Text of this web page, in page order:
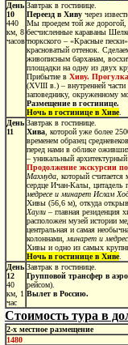
День
10
440
км, 8
часов
Завтрак в гостинице.
Переезд в Хиву через
Мы проедем той же дорогой,
бесчисленные караваны
тюркского – «Красные
красноватый оттенок.
живописным барханам,
площадки на одну из двух
Прибытие в Хиву.
(XVIII в.) – внутренней
заповеднику, окруженному
Размещение в гостинице.
Ночь в гостинице в Хиве.
День
11
Завтрак в гостинице.
Хива , которой уже более
временем образец
перед нами в облике
– уникальный архитектурный
Продолжение экскурсии
Махмуда , который
сердце Ичан-Калы, цитадель
медресе и минарет Ислам
Хивы (56,6 м), откуда
Хаули – главная резиденция
расположен музей истории
центральная и самая
колоннами, минарет и
Хивы и одно из самых
Ночь в гостинице в Хиве.
День
12
40
км, 1
час
Завтрак в гостинице.
Групповой трансфер в
рейсом).
Вылет в Россию.
Стоимость тура в
2-х местное размещение
1480